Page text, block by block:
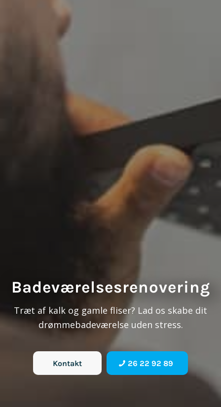
Badeværelses­renovering
Træt af kalk og gamle fliser? Lad os skabe dit
drømmebadeværelse uden stress.
Kontakt 26 22 92 89